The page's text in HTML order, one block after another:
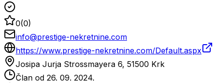
0(0)
info@prestige-nekretnine.com
https://www.prestige-nekretnine.com/Default.aspx
Josipa Jurja Strossmayera 6, 51500 Krk
Član od 26. 09. 2024.